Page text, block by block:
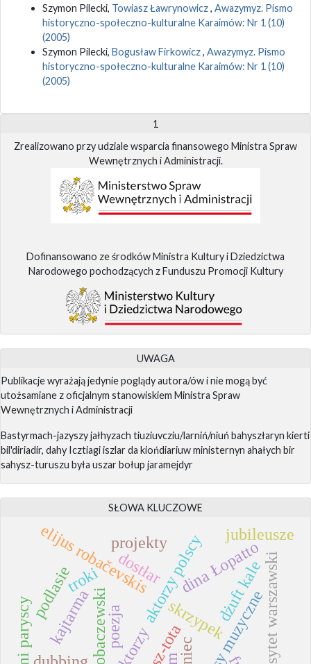
Szymon Pilecki, Towiasz Ławrynowicz, Awazymyz. Pismo
historyczno-społeczno-kulturalne Karaimów: Nr 1 (10)
(2005)
Szymon Pilecki, Bogusław Firkowicz, Awazymyz. Pismo
historyczno-społeczno-kulturalne Karaimów: Nr 1 (10)
(2005)
1
Zrealizowano przy udziale wsparcia finansowego Ministra Spraw
Wewnętrznych i Administracji.
Dofinansowano ze środków Ministra Kultury i Dziedzictwa
Narodowego pochodzących z Funduszu Promocji Kultury
UWAGA
Publikacje wyrażają jedynie poglądy autora/ów i nie mogą być
utożsamiane z oficjalnym stanowiskiem Ministra Spraw
Wewnętrznych i Administracji
Bastyrmach-jazyszy jałhyzach tiuziuvcziu/larniń/niuń bahyszłaryn kierti
bil'diriadir, dahy Icztiagi iszlar da kiońdiariuw ministernyn ahałych bir
sahysz-turuszu była uszar bołup jaramejdyr
SŁOWA KLUCZOWE
aktorzy
aktorzy polscy
elijus robačevskis
skrzypek uniwersytet warszawski
dostłar dina Łopatto
poezja
dżuft kale
kajtarma
troki
projekty
podlasie
jubileusze